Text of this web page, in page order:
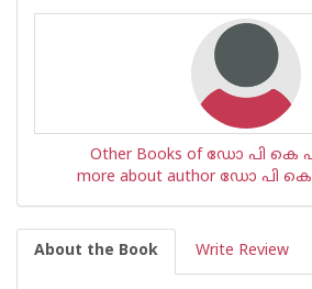
Other Books of ഡോ പി കെ
more about author ഡോ പി
About the Book Write Review